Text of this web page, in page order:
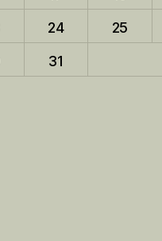
24 25
31